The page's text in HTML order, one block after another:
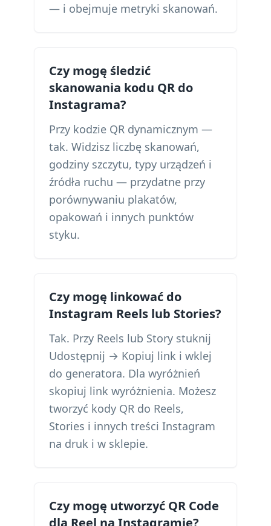
— i obejmuje metryki skanowań.
Czy mogę śledzić
skanowania kodu QR do
Instagrama?
Przy kodzie QR dynamicznym —
tak. Widzisz liczbę skanowań,
godziny szczytu, typy urządzeń i
źródła ruchu — przydatne przy
porównywaniu plakatów,
opakowań i innych punktów
styku.
Czy mogę linkować do
Instagram Reels lub Stories?
Tak. Przy Reels lub Story stuknij
Udostępnij → Kopiuj link i wklej
do generatora. Dla wyróżnień
skopiuj link wyróżnienia. Możesz
tworzyć kody QR do Reels,
Stories i innych treści Instagram
na druk i w sklepie.
Czy mogę utworzyć QR Code
dla Reel na Instagramie?